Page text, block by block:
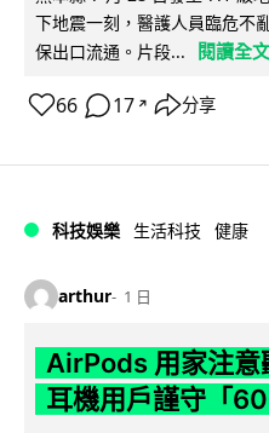
下地震一刻，醫護人員臨危不
保出口流通。片段...
閱讀全文
66 17 ↗ 分享
科技娛樂 生活科技 健康
arthur 1 日
AirPods 用家注意
耳機用戶謹守「